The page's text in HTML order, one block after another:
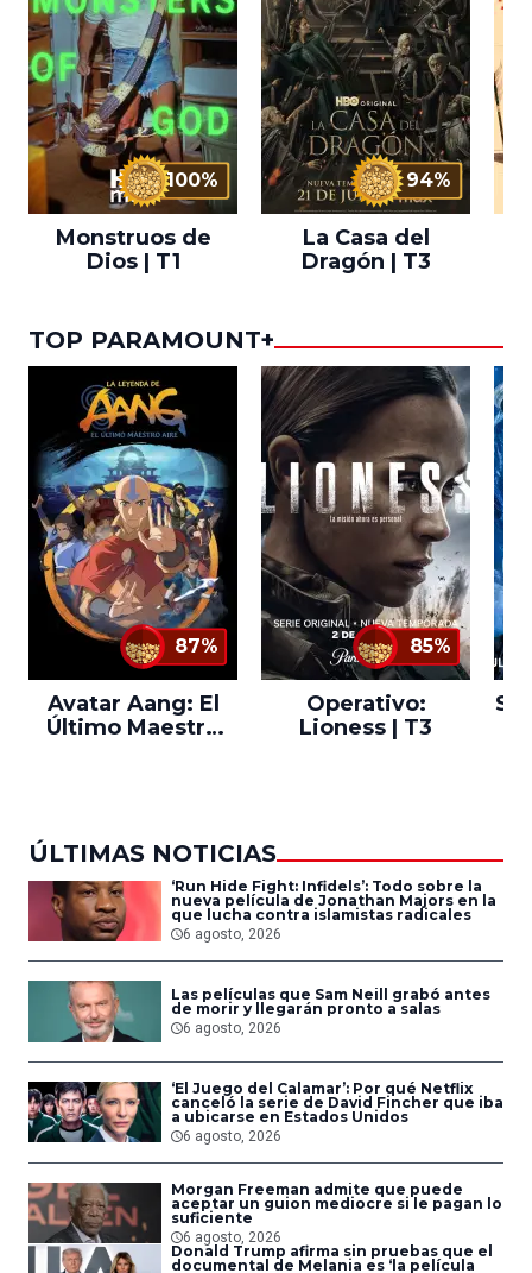
100%
Monstruos de
Dios | T1
94%
La Casa del
Dragón | T3
TOP PARAMOUNT+
87%
Avatar Aang: El
Último Maestro
85%
Operativo:
Lioness | T3
ÚLTIMAS NOTICIAS
‘Run Hide Fight: Infidels’: Todo sobre la
nueva película de Jonathan Majors en la
que lucha contra islamistas radicales
6 agosto, 2026
Las películas que Sam Neill grabó antes
de morir y llegarán pronto a salas
6 agosto, 2026
‘El Juego del Calamar’: Por qué Netflix
canceló la serie de David Fincher que iba
a ubicarse en Estados Unidos
6 agosto, 2026
Morgan Freeman admite que puede
aceptar un guion mediocre si le pagan lo
suficiente
6 agosto, 2026
Donald Trump afirma sin pruebas que el
documental de Melania es ‘la película